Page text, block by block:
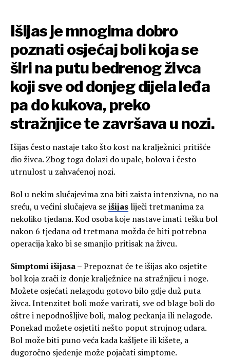
Išijas je mnogima dobro
poznati osjećaj boli koja se
širi na putu bedrenog živca
koji sve od donjeg dijela leđa
pa do kukova, preko
stražnjice te završava u nozi.
Išijas često nastaje tako što kost na kralježnici pritišće
dio živca. Zbog toga dolazi do upale, bolova i često
utrnulost u zahvaćenoj nozi.
Bol u nekim slučajevima zna biti zaista intenzivna, no na
sreću, u većini slučajeva seišijasliječi tretmanima za
nekoliko tjedana. Kod osoba koje nastave imati tešku bol
nakon 6 tjedana od tretmana možda će biti potrebna
operacija kako bi se smanjio pritisak na živcu.
Simptomi išijasa– Prepoznat će te išijas ako osjetite
bol koja zrači iz donje kralježnice na stražnjicu i noge.
Možete osjećati nelagodu gotovo bilo gdje duž puta
živca. Intenzitet boli može varirati, sve od blage boli do
oštre i nepodnošljive boli, malog peckanja ili nelagode.
Ponekad možete osjetiti nešto poput strujnog udara.
Bol može biti puno veća kada kašljete ili kišete, a
dugoročno sjedenje može pojačati simptome.